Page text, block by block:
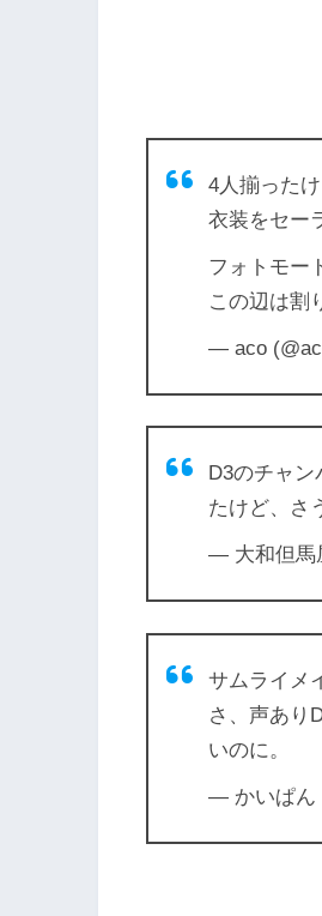
4人揃った
衣装をセー
フォトモー
この辺は割
— aco
D3のチャ
たけど、さ
— 大和但馬
サムライメ
さ、声あり
いのに。
— かいぱん